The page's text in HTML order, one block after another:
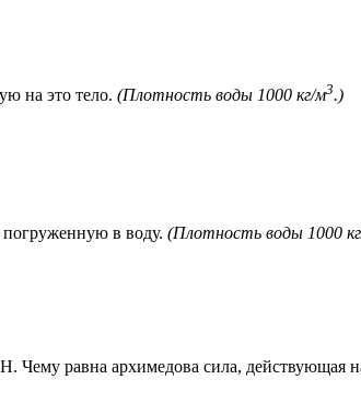
на это тело. (Плотность воды 1000 кг/м3.)
погруженную в воду. (Плотность воды 1000
Чему равна архимедова сила, действующая